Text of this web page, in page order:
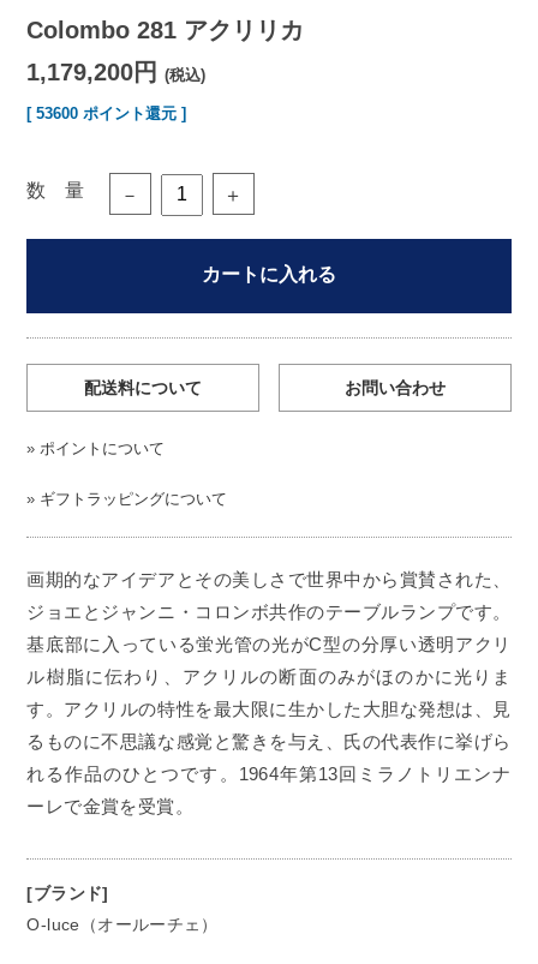
Colombo 281 アクリリカ
1,179,200円(税込)
[ 53600 ポイント還元 ]
数 量 － ＋
カートに入れる
配送料について お問い合わせ
» ポイントについて
» ギフトラッピングについて
画期的なアイデアとその美しさで世界中から賞賛された、
ジョエとジャンニ・コロンボ共作のテーブルランプです。
基底部に入っている蛍光管の光がC型の分厚い透明アクリ
ル樹脂に伝わり、アクリルの断面のみがほのかに光りま
す。アクリルの特性を最大限に生かした大胆な発想は、見
るものに不思議な感覚と驚きを与え、氏の代表作に挙げら
れる作品のひとつです。1964年第13回ミラノトリエンナ
ーレで金賞を受賞。
[ブランド]
O-luce（オールーチェ）